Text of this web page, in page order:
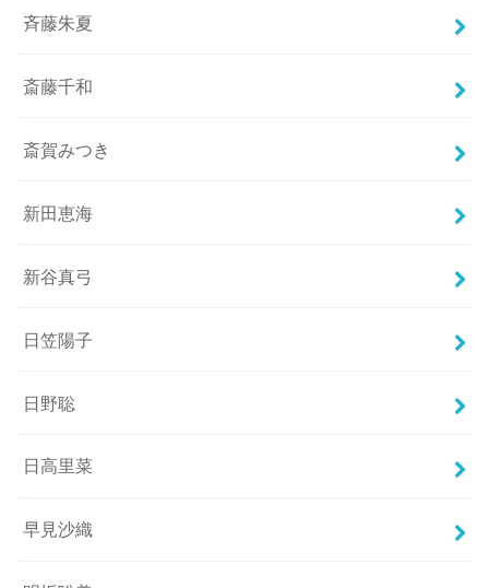
斉藤朱夏
斎藤千和
斎賀みつき
新田恵海
新谷真弓
日笠陽子
日野聡
日高里菜
早見沙織